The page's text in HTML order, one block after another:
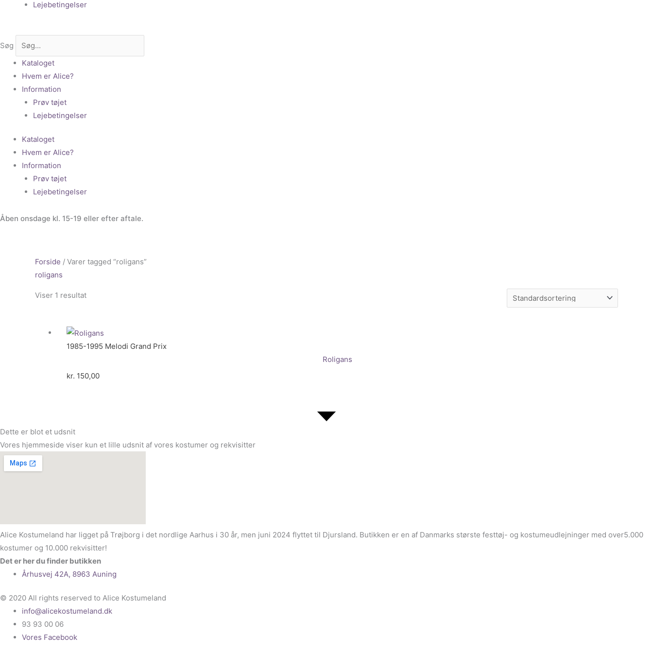
Lejebetingelser
Søg
Kataloget
Hvem er Alice?
Information
Prøv tøjet
Lejebetingelser
Kataloget
Hvem er Alice?
Information
Prøv tøjet
Lejebetingelser
Åben onsdage kl. 15-19 eller efter aftale.
Forside / Varer tagged “roligans”
roligans
Viser 1 resultat
1985-1995 Melodi Grand Prix
Roligans
kr. 150,00
Dette er blot et udsnit
Vores hjemmeside viser kun et lille udsnit af vores kostumer og rekvisitter
Alice Kostumeland har ligget på Trøjborg i det nordlige Aarhus i 30 år, men juni 2024 flyttet til Djursland. Butikken er en af Danmarks største festtøj- og kostumeudlejninger med over5.000
kostumer og 10.000 rekvisitter!
Det er her du finder butikken
Århusvej 42A, 8963 Auning
© 2020 All rights reserved to Alice Kostumeland
info@alicekostumeland.dk
93 93 00 06
Vores Facebook